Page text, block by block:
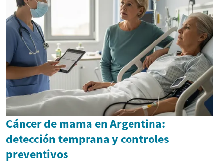
Cáncer de mama en Argentina:
detección temprana y controles
preventivos